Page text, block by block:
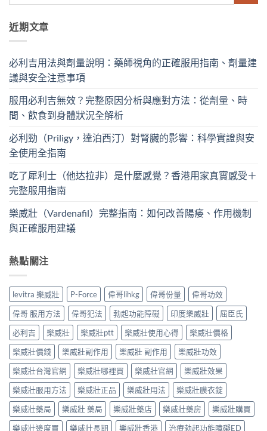
近期文章
必利吉用法與劑量說明：藥師視角的正確服用指南、劑量建
議與安全注意事項
服用必利吉無效？完整原因分析與應對方法：從劑量、時
間、飲食到身體狀況全解析
必利勁（Priligy，達泊西汀）對腎臟的影響：科學實證與安
全使用全指南
吃了犀利士（他达拉非）是什麼感覺？香港用家真實感受＋
完整服用指南
樂威壯（Vardenafil）完整指南：如何改善陽痿、作用機制
與正確服用建議
熱點關注
levitra 樂威壯 P-Force 偉哥lihkg 偉哥份量
偉哥功效
偉哥 服用方法
偉哥犯法 勃起功能障礙 印度樂威壯
屈臣氏
必利吉
樂威壯 樂威壯ptt 樂威壯使用心得
樂威壯價格
樂威壯價錢
樂威壯副作用 樂威壯 副作用
樂威壯功效
樂威壯台灣官網
樂威壯哪裡買 樂威壯官網
樂威壯效果
樂威壯服用方法
樂威壯正品 樂威壯用法
樂威壯膜衣錠
樂威壯藥局
樂威壯 藥局 樂威壯藥店 樂威壯藥房
樂威壯購買
樂威壯邊度買
樂威壯長期 樂威壯香港 治療勃起功能障礙ED